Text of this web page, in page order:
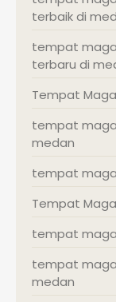
terbaik di
tempat
terbaru di
Tempat
tempat
medan
tempat
Tempat
tempat
tempat
medan